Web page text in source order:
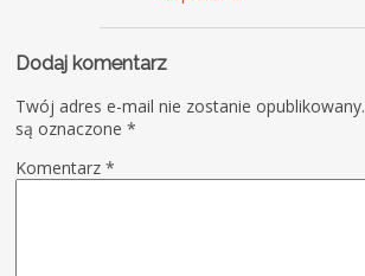
Dodaj komentarz
Twój adres e-mail nie zostanie opublikowany.
są oznaczone*
Komentarz*